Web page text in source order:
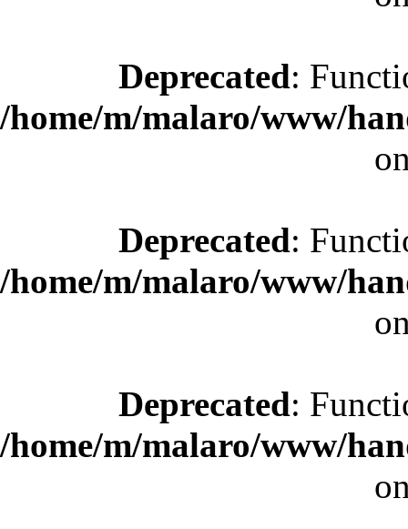
Deprecated:
/home/m/malaro/www/
Deprecated:
/home/m/malaro/www/
Deprecated:
/home/m/malaro/www/